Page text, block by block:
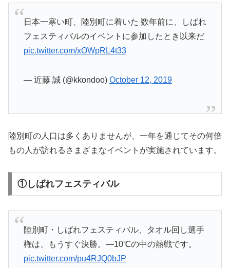
日本一寒い町、陸別町に着いた 数年前に、しばれ
フェスティバルのイベントに参加したとき以来だ
pic.twitter.com/xOWpRL4t33
— 近藤 誠 (@kkondoo) October 12, 2019
陸別町の人口は多くありませんが、一年を通じてその何倍
もの人が訪れるさまざまなイベントが実施されています。
①しばれフェスティバル
陸別町・しばれフェスティバル、タオル回し選手
権は、もうすぐ決勝。―10℃の中の熱戦です。
pic.twitter.com/pu4RJQ0bJP